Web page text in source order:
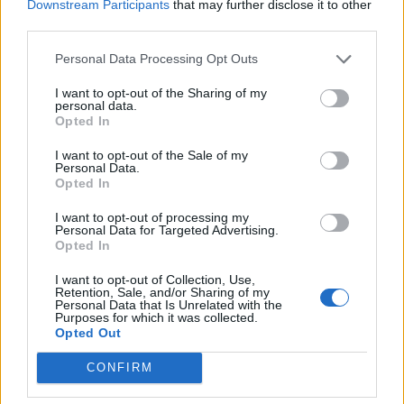
Downstream Participants that may further disclose it to other
Personal Data Processing Opt Outs
I want to opt-out of the Sharing of my
personal data.
Opted In
I want to opt-out of the Sale of my
Personal Data.
Opted In
I want to opt-out of processing my
Personal Data for Targeted Advertising.
Opted In
I want to opt-out of Collection, Use,
Retention, Sale, and/or Sharing of my
Personal Data that Is Unrelated with the
Purposes for which it was collected.
Opted Out
CONFIRM
68.079 euro
Nuova Sabatini - Finanziamenti per l'acquisto di
nuovi macchinari, impianti e attrezzature da parte delle
piccole e medi
Ministero delle Imprese e del Made in Italy -
n.d.
esenzioni fiscali e crediti d'imposta adottati a
seguito della crisi economica causata dall'epidemia di
COVID-19 [con mo
agenzia delle entrate
4.417 euro
2021-09-07
Nuova Sabatini - Finanziamenti per l'acquisto di
nuovi macchinari, impianti e attrezzature da parte delle
piccole e medi